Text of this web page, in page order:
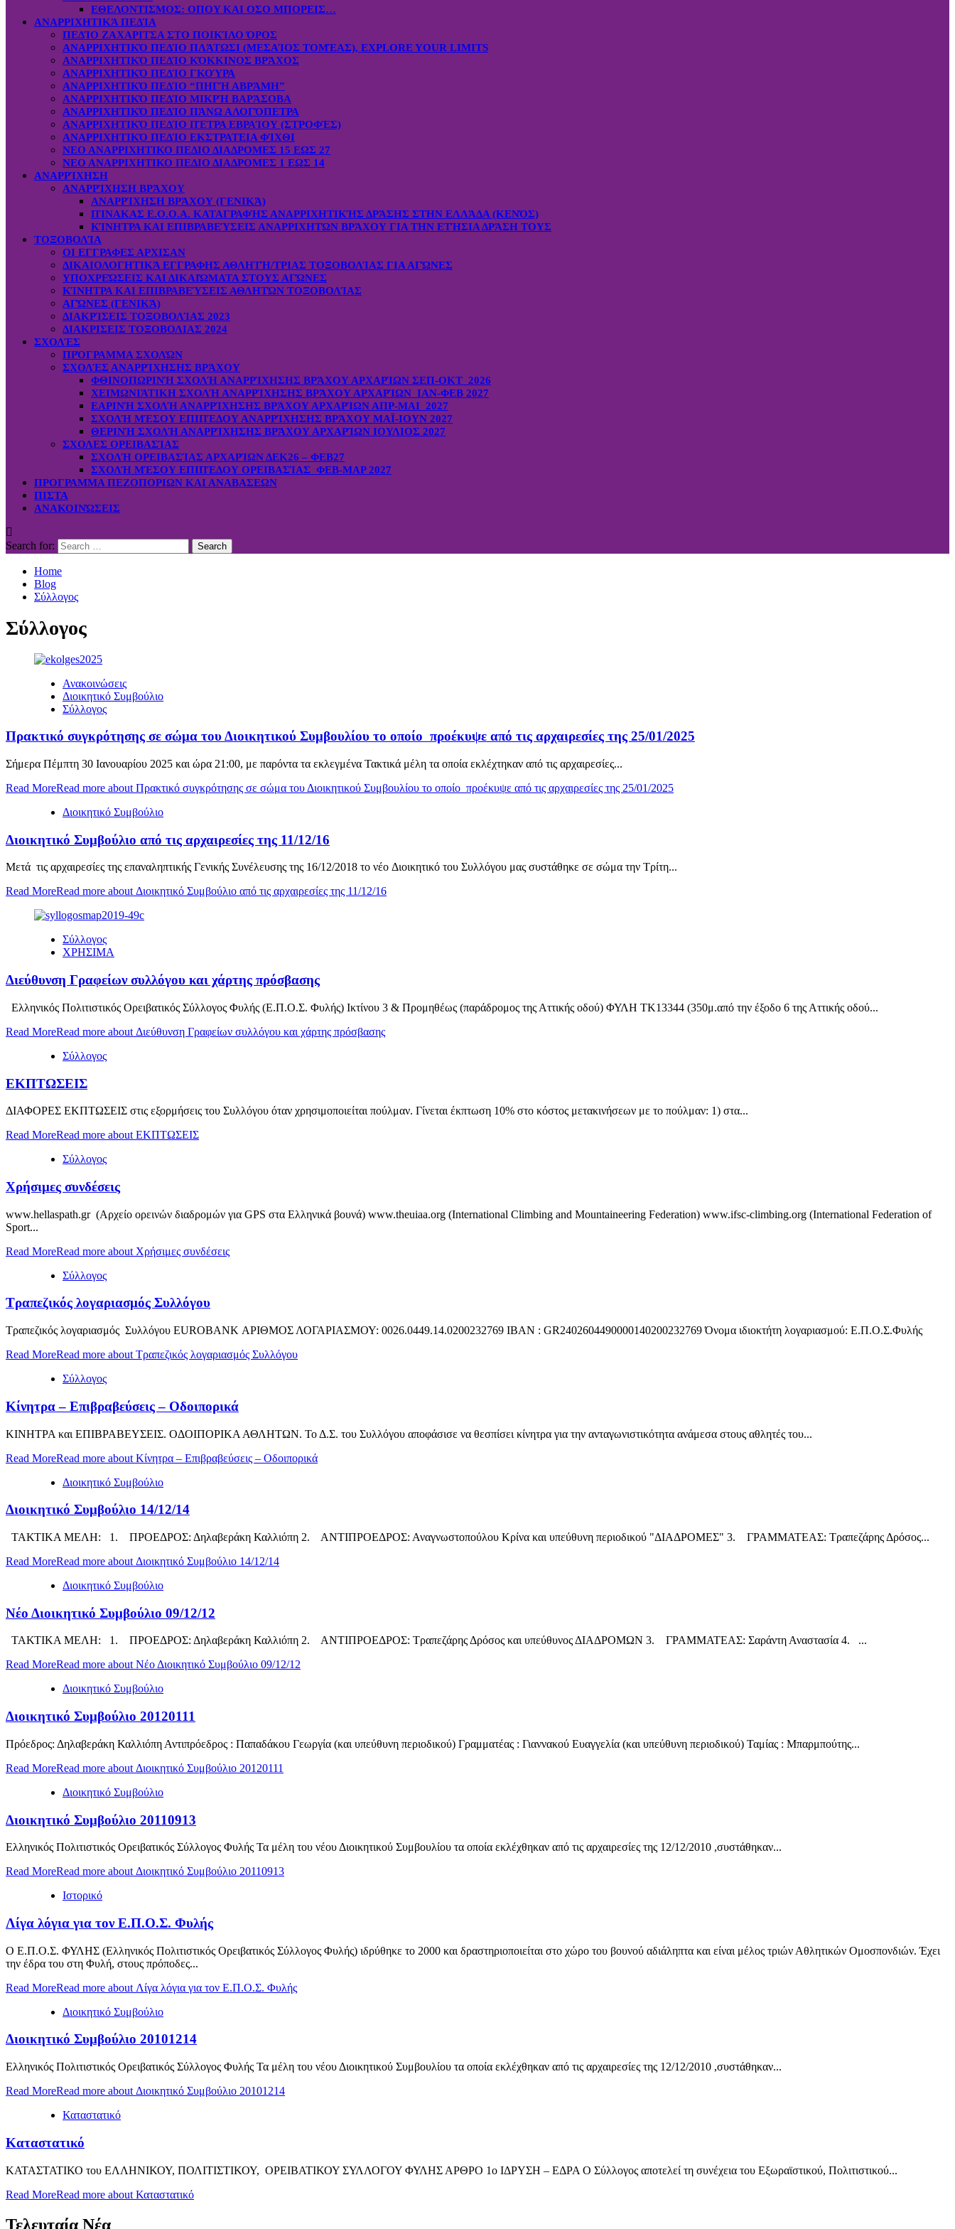
ΕΘΕΛΟΝΤΙΣΜΟΣ: OΠOY KAI ΟΣΟ ΜΠΟΡΕΙΣ…
ΑΝΑΡΡΙΧΗΤΙΚΆ ΠΕΔΊΑ
ΠΕΔΊΟ ΖΑΧΑΡΙΤΣΑ ΣΤΟ ΠΟΙΚΊΛΟ ΌΡΟΣ
ΑΝΑΡΡΙΧΗΤΙΚΌ ΠΕΔΊΟ ΠΛΆΤΩΣΙ (ΜΕΣΑΊΟΣ ΤΟΜΈΑΣ), EXPLORE YOUR LIMITS
ΑΝΑΡΡΙΧΗΤΙΚΌ ΠΕΔΊΟ ΚΌΚΚΙΝΟΣ ΒΡΆΧΟΣ
ΑΝΑΡΡΙΧΗΤΙΚΌ ΠΕΔΊΟ ΓΚΟΎΡΑ
ΑΝΑΡΡΙΧΗΤΙΚΌ ΠΕΔΊΟ “ΠΗΓΉ ΑΒΡΆΜΗ”
ΑΝΑΡΡΙΧΗΤΙΚΌ ΠΕΔΊΟ ΜΙΚΡΉ ΒΑΡΆΣΟΒΑ
ΑΝΑΡΡΙΧΗΤΙΚΌ ΠΕΔΊΟ ΠΆΝΩ ΑΛΟΓΌΠΕΤΡΑ
ΑΝΑΡΡΙΧΗΤΙΚΌ ΠΕΔΊΟ ΠΈΤΡΑ ΕΒΡΑΊΟΥ (ΣΤΡΟΦΈΣ)
ΑΝΑΡΡΙΧΗΤΙΚΌ ΠΕΔΊΟ ΕΚΣΤΡΑΤΕΙΑ ΦΊΧΘΙ
ΝΕΟ ΑΝΑΡΡΙΧΗΤΙΚΟ ΠΕΔΙΟ ΔΙΑΔΡΟΜΕΣ 15 ΕΩΣ 27
ΝΕΟ ΑΝΑΡΡΙΧΗΤΙΚΟ ΠΕΔΙΟ ΔΙΑΔΡΟΜΕΣ 1 ΕΩΣ 14
ΑΝΑΡΡΊΧΗΣΗ
ΑΝΑΡΡΊΧΗΣΗ ΒΡΆΧΟΥ
ΑΝΑΡΡΊΧΗΣΗ ΒΡΆΧΟΥ (ΓΕΝΙΚΆ)
ΠΊΝΑΚΑΣ Ε.Ο.Ο.Α. ΚΑΤΑΓΡΑΦΉΣ ΑΝΑΡΡΙΧΗΤΙΚΉΣ ΔΡΆΣΗΣ ΣΤΗΝ ΕΛΛΆΔΑ (ΚΕΝΌΣ)
ΚΊΝΗΤΡΑ ΚΑΙ ΕΠΙΒΡΑΒΕΎΣΕΙΣ ΑΝΑΡΡΙΧΗΤΏΝ ΒΡΆΧΟΥ ΓΙΑ ΤΗΝ ΕΤΉΣΙΑ ΔΡΆΣΗ ΤΟΥΣ
ΤΟΞΟΒΟΛΊΑ
ΟΙ ΕΓΓΡΑΦΕΣ ΑΡΧΙΣΑΝ
ΔΙΚΑΙΟΛΟΓΗΤΙΚΆ ΕΓΓΡΑΦΗΣ ΑΘΛΗΤΉ/ΤΡΙΑΣ ΤΟΞΟΒΟΛΊΑΣ ΓΙΑ ΑΓΏΝΕΣ
ΥΠΟΧΡΕΏΣΕΙΣ ΚΑΙ ΔΙΚΑΙΏΜΑΤΑ ΣΤΟΥΣ ΑΓΏΝΕΣ
ΚΊΝΗΤΡΑ ΚΑΙ ΕΠΙΒΡΑΒΕΎΣΕΙΣ ΑΘΛΗΤΏΝ ΤΟΞΟΒΟΛΊΑΣ
ΑΓΏΝΕΣ (ΓΕΝΙΚΆ)
ΔΙΑΚΡΊΣΕΙΣ ΤΟΞΟΒΟΛΊΑΣ 2023
ΔΙΑΚΡΙΣΕΙΣ ΤΟΞΟΒΟΛΙΑΣ 2024
ΣΧΟΛΈΣ
ΠΡΌΓΡΑΜΜΑ ΣΧΟΛΏΝ
ΣΧΟΛΈΣ ΑΝΑΡΡΊΧΗΣΗΣ ΒΡΆΧΟΥ
ΦΘΙΝΟΠΩΡΙΝΉ ΣΧΟΛΉ ΑΝΑΡΡΊΧΗΣΗΣ ΒΡΆΧΟΥ ΑΡΧΑΡΊΩΝ ΣΕΠ-ΟΚΤ 2026
ΧΕΙΜΩΝΙΆΤΙΚΗ ΣΧΟΛΉ ΑΝΑΡΡΊΧΗΣΗΣ ΒΡΆΧΟΥ ΑΡΧΑΡΊΩΝ ΙΑΝ-ΦΕΒ 2027
ΕΑΡΙΝΉ ΣΧΟΛΉ ΑΝΑΡΡΊΧΗΣΗΣ ΒΡΆΧΟΥ ΑΡΧΑΡΊΩΝ ΑΠΡ-ΜΑΙ 2027
ΣΧΟΛΉ ΜΈΣΟΥ ΕΠΙΠΈΔΟΥ ΑΝΑΡΡΊΧΗΣΗΣ ΒΡΆΧΟΥ ΜΑΪ-ΙΟΥΝ 2027
ΘΕΡΙΝΉ ΣΧΟΛΉ ΑΝΑΡΡΊΧΗΣΗΣ ΒΡΆΧΟΥ ΑΡΧΑΡΊΩΝ ΙΟΥΛΙΟΣ 2027
ΣΧΟΛΕΣ ΟΡΕΙΒΑΣΊΑΣ
ΣΧΟΛΉ ΟΡΕΙΒΑΣΊΑΣ ΑΡΧΑΡΊΩΝ ΔΕΚ26 – ΦΕΒ27
ΣΧΟΛΉ ΜΈΣΟΥ ΕΠΙΠΈΔΟΥ ΟΡΕΙΒΑΣΊΑΣ ΦΕΒ-ΜΑΡ 2027
ΠΡΟΓΡΑΜΜΑ ΠΕΖΟΠΟΡΙΩΝ ΚΑΙ ΑΝΑΒΑΣΕΩΝ
ΠΙΣΤΑ
ΑΝΑΚΟΙΝΏΣΕΙΣ
Search for:
Home
Blog
Σύλλογος
Σύλλογος
Ανακοινώσεις
Διοικητικό Συμβούλιο
Σύλλογος
Πρακτικό συγκρότησης σε σώμα του Διοικητικού Συμβουλίου το οποίο προέκυψε από τις αρχαιρεσίες της 25/01/2025
Σήμερα Πέμπτη 30 Ιανουαρίου 2025 και ώρα 21:00, με παρόντα τα εκλεγμένα Τακτικά μέλη τα οποία εκλέχτηκαν από τις αρχαιρεσίες...
Read MoreRead more about Πρακτικό συγκρότησης σε σώμα του Διοικητικού Συμβουλίου το οποίο προέκυψε από τις αρχαιρεσίες της 25/01/2025
Διοικητικό Συμβούλιο
Διοικητικό Συμβούλιο από τις αρχαιρεσίες της 11/12/16
Μετά τις αρχαιρεσίες της επαναληπτικής Γενικής Συνέλευσης της 16/12/2018 το νέo Διοικητικό του Συλλόγου μας συστάθηκε σε σώμα την Τρίτη...
Read MoreRead more about Διοικητικό Συμβούλιο από τις αρχαιρεσίες της 11/12/16
Σύλλογος
ΧΡΗΣΙΜΑ
Διεύθυνση Γραφείων συλλόγου και χάρτης πρόσβασης
Ελληνικός Πολιτιστικός Ορειβατικός Σύλλογος Φυλής (Ε.Π.Ο.Σ. Φυλής) Ικτίνου 3 & Προμηθέως (παράδρομος της Αττικής οδού) ΦΥΛΗ ΤΚ13344 (350μ.από την έξοδο 6 της Αττικής οδού...
Read MoreRead more about Διεύθυνση Γραφείων συλλόγου και χάρτης πρόσβασης
Σύλλογος
ΕΚΠΤΩΣΕΙΣ
ΔΙΑΦΟΡΕΣ ΕΚΠΤΩΣΕΙΣ στις εξορμήσεις του Συλλόγου όταν χρησιμοποιείται πούλμαν. Γίνεται έκπτωση 10% στο κόστος μετακινήσεων με το πούλμαν: 1) στα...
Read MoreRead more about ΕΚΠΤΩΣΕΙΣ
Σύλλογος
Χρήσιμες συνδέσεις
www.hellaspath.gr (Αρχείο ορεινών διαδρομών για GPS στα Ελληνικά βουνά) www.theuiaa.org (International Climbing and Mountaineering Federation) www.ifsc-climbing.org (International Federation of
Sport...
Read MoreRead more about Χρήσιμες συνδέσεις
Σύλλογος
Τραπεζικός λογαριασμός Συλλόγου
Tραπεζικός λογαριασμός Συλλόγου EUROBAΝK ΑΡΙΘΜΟΣ ΛΟΓΑΡΙΑΣΜΟΥ: 0026.0449.14.0200232769 ΙΒΑΝ : GR2402604490000140200232769 Όνομα ιδιοκτήτη λογαριασμού: Ε.Π.Ο.Σ.Φυλής
Read MoreRead more about Τραπεζικός λογαριασμός Συλλόγου
Σύλλογος
Κίνητρα – Επιβραβεύσεις – Οδοιπορικά
ΚΙΝΗΤΡΑ και ΕΠΙΒΡΑΒΕΥΣΕΙΣ. ΟΔΟΙΠΟΡΙΚΑ ΑΘΛΗΤΩΝ. Το Δ.Σ. του Συλλόγου αποφάσισε να θεσπίσει κίνητρα για την ανταγωνιστικότητα ανάμεσα στους αθλητές του...
Read MoreRead more about Κίνητρα – Επιβραβεύσεις – Οδοιπορικά
Διοικητικό Συμβούλιο
Διοικητικό Συμβούλιο 14/12/14
ΤΑΚΤΙΚΑ ΜΕΛΗ: 1. ΠΡΟΕΔΡΟΣ: Δηλαβεράκη Καλλιόπη 2. ΑΝΤΙΠΡΟΕΔΡΟΣ: Αναγνωστοπούλου Κρίνα και υπεύθυνη περιοδικού "ΔΙΑΔΡΟΜΕΣ" 3. ΓΡΑΜΜΑΤΕΑΣ: Τραπεζάρης Δρόσος...
Read MoreRead more about Διοικητικό Συμβούλιο 14/12/14
Διοικητικό Συμβούλιο
Νέο Διοικητικό Συμβούλιο 09/12/12
ΤΑΚΤΙΚΑ ΜΕΛΗ: 1. ΠΡΟΕΔΡΟΣ: Δηλαβεράκη Καλλιόπη 2. ΑΝΤΙΠΡΟΕΔΡΟΣ: Τραπεζάρης Δρόσος και υπεύθυνος ΔΙΑΔΡΟΜΩΝ 3. ΓΡΑΜΜΑΤΕΑΣ: Σαράντη Αναστασία 4. ...
Read MoreRead more about Νέο Διοικητικό Συμβούλιο 09/12/12
Διοικητικό Συμβούλιο
Διοικητικό Συμβούλιο 20120111
Πρόεδρος: Δηλαβεράκη Καλλιόπη Αντιπρόεδρος : Παπαδάκου Γεωργία (και υπεύθυνη περιοδικού) Γραμματέας : Γιαννακού Ευαγγελία (και υπεύθυνη περιοδικού) Ταμίας : Μπαρμπούτης...
Read MoreRead more about Διοικητικό Συμβούλιο 20120111
Διοικητικό Συμβούλιο
Διοικητικό Συμβούλιο 20110913
Ελληνικός Πολιτιστικός Ορειβατικός Σύλλογος Φυλής Τα μέλη του νέου Διοικητικού Συμβουλίου τα οποία εκλέχθηκαν από τις αρχαιρεσίες της 12/12/2010 ,συστάθηκαν...
Read MoreRead more about Διοικητικό Συμβούλιο 20110913
Ιστορικό
Λίγα λόγια για τον Ε.Π.Ο.Σ. Φυλής
Ο Ε.Π.Ο.Σ. ΦΥΛΗΣ (Ελληνικός Πολιτιστικός Ορειβατικός Σύλλογος Φυλής) ιδρύθηκε το 2000 και δραστηριοποιείται στο χώρο του βουνού αδιάληπτα και είναι μέλος τριών Αθλητικών Ομοσπονδιών. Έχει
την έδρα του στη Φυλή, στους πρόποδες...
Read MoreRead more about Λίγα λόγια για τον Ε.Π.Ο.Σ. Φυλής
Διοικητικό Συμβούλιο
Διοικητικό Συμβούλιο 20101214
Ελληνικός Πολιτιστικός Ορειβατικός Σύλλογος Φυλής Τα μέλη του νέου Διοικητικού Συμβουλίου τα οποία εκλέχθηκαν από τις αρχαιρεσίες της 12/12/2010 ,συστάθηκαν...
Read MoreRead more about Διοικητικό Συμβούλιο 20101214
Καταστατικό
Καταστατικό
ΚΑΤΑΣΤΑΤΙΚΟ του ΕΛΛΗΝΙΚΟΥ, ΠΟΛΙΤΙΣΤΙΚΟΥ, ΟΡΕΙΒΑΤΙΚΟΥ ΣΥΛΛΟΓΟΥ ΦΥΛΗΣ ΑΡΘΡΟ 1ο ΙΔΡΥΣΗ – ΕΔΡΑ Ο Σύλλογος αποτελεί τη συνέχεια του Εξωραϊστικού, Πολιτιστικού...
Read MoreRead more about Καταστατικό
Τελευταία Νέα